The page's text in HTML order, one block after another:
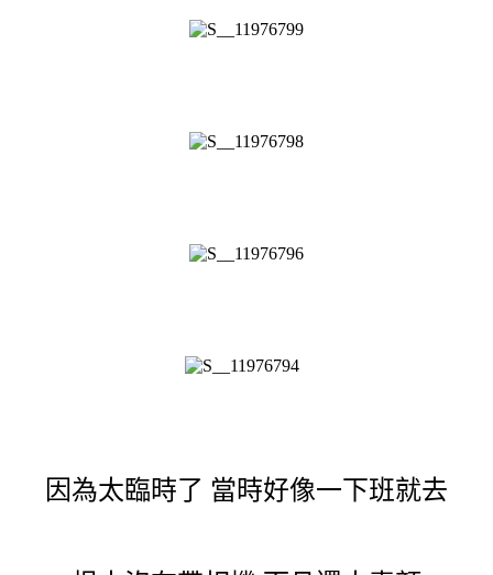
因為太臨時了 當時好像一下班就去